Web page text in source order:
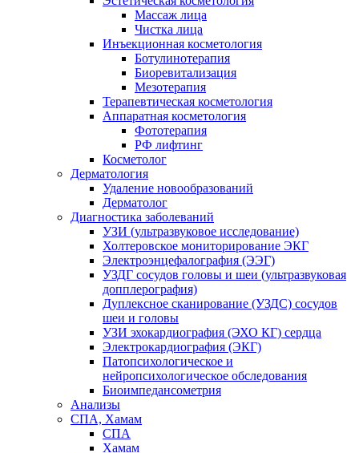
Массаж лица
Чистка лица
Инъекционная косметология
Ботулинотерапия
Биоревитализация
Мезотерапия
Терапевтическая косметология
Аппаратная косметология
Фототерапия
РФ лифтинг
Косметолог
Дерматология
Удаление новообразований
Дерматолог
Диагностика заболеваний
УЗИ (ультразвуковое исследование)
Холтеровское мониторирование ЭКГ
Электроэнцефалография (ЭЭГ)
УЗДГ сосудов головы и шеи (ультразвуковая
допплерография)
Дуплексное сканирование (УЗДС) сосудов
шеи и головы
УЗИ эхокардиография (ЭХО КГ) сердца
Электрокардиография (ЭКГ)
Патопсихологическое и
нейропсихологическое обследования
Биоимпедансометрия
Анализы
СПА, Хамам
СПА
Хамам